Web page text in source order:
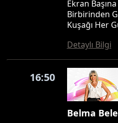
Ekran
Birbirinden
Kuşağı Her
Detaylı Bilgi
16:50
Belma